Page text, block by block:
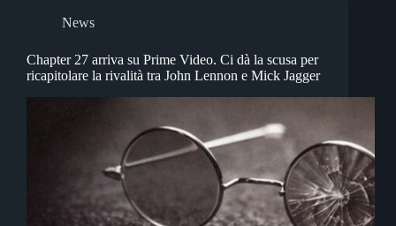
News
Chapter 27 arriva su Prime Video. Ci dà la scusa per
ricapitolare la rivalità tra John Lennon e Mick Jagger